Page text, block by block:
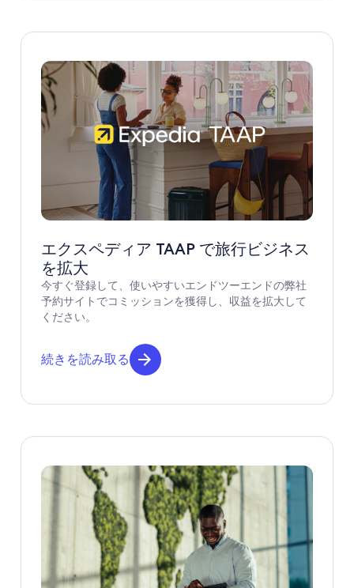
エクスペディア TAAP で旅行ビジネス
を拡大
今すぐ登録して、使いやすいエンドツーエンドの弊社
予約サイトでコミッションを獲得し、収益を拡大して
ください。
続きを読み取る